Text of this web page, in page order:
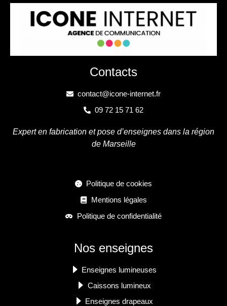
Contacts
contact@icone-internet.fr
09 72 15 71 62
Expert en fabrication et pose d’enseignes dans la région
de Marseille
Politique de cookies
Mentions légales
Politique de confidentialité
Nos enseignes
Enseignes lumineuses
Caissons lumineux
Enseignes drapeaux